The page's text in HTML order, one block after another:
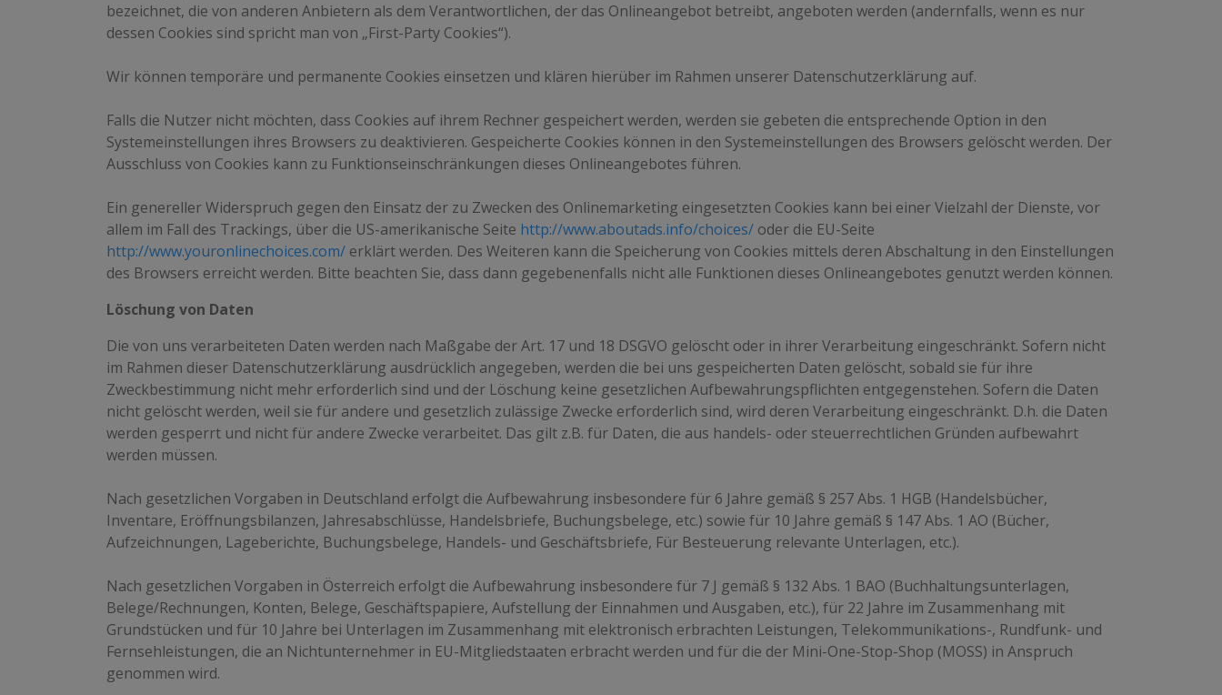
bezeichnet, die von anderen Anbietern als dem Verantwortlichen, der das Onlineangebot betreibt, angeboten werden (andernfalls, wenn es nur
dessen Cookies sind spricht man von „First-Party Cookies“).
Wir können temporäre und permanente Cookies einsetzen und klären hierüber im Rahmen unserer Datenschutzerklärung auf.
Falls die Nutzer nicht möchten, dass Cookies auf ihrem Rechner gespeichert werden, werden sie gebeten die entsprechende Option in den
Systemeinstellungen ihres Browsers zu deaktivieren. Gespeicherte Cookies können in den Systemeinstellungen des Browsers gelöscht werden. Der
Ausschluss von Cookies kann zu Funktionseinschränkungen dieses Onlineangebotes führen.
Ein genereller Widerspruch gegen den Einsatz der zu Zwecken des Onlinemarketing eingesetzten Cookies kann bei einer Vielzahl der Dienste, vor
allem im Fall des Trackings, über die US-amerikanische Seite http://www.aboutads.info/choices/ oder die EU-Seite
http://www.youronlinechoices.com/ erklärt werden. Des Weiteren kann die Speicherung von Cookies mittels deren Abschaltung in den Einstellungen
des Browsers erreicht werden. Bitte beachten Sie, dass dann gegebenenfalls nicht alle Funktionen dieses Onlineangebotes genutzt werden können.
Löschung von Daten
Die von uns verarbeiteten Daten werden nach Maßgabe der Art. 17 und 18 DSGVO gelöscht oder in ihrer Verarbeitung eingeschränkt. Sofern nicht
im Rahmen dieser Datenschutzerklärung ausdrücklich angegeben, werden die bei uns gespeicherten Daten gelöscht, sobald sie für ihre
Zweckbestimmung nicht mehr erforderlich sind und der Löschung keine gesetzlichen Aufbewahrungspflichten entgegenstehen. Sofern die Daten
nicht gelöscht werden, weil sie für andere und gesetzlich zulässige Zwecke erforderlich sind, wird deren Verarbeitung eingeschränkt. D.h. die Daten
werden gesperrt und nicht für andere Zwecke verarbeitet. Das gilt z.B. für Daten, die aus handels- oder steuerrechtlichen Gründen aufbewahrt
werden müssen.
Nach gesetzlichen Vorgaben in Deutschland erfolgt die Aufbewahrung insbesondere für 6 Jahre gemäß § 257 Abs. 1 HGB (Handelsbücher,
Inventare, Eröffnungsbilanzen, Jahresabschlüsse, Handelsbriefe, Buchungsbelege, etc.) sowie für 10 Jahre gemäß § 147 Abs. 1 AO (Bücher,
Aufzeichnungen, Lageberichte, Buchungsbelege, Handels- und Geschäftsbriefe, Für Besteuerung relevante Unterlagen, etc.).
Nach gesetzlichen Vorgaben in Österreich erfolgt die Aufbewahrung insbesondere für 7 J gemäß § 132 Abs. 1 BAO (Buchhaltungsunterlagen,
Belege/Rechnungen, Konten, Belege, Geschäftspapiere, Aufstellung der Einnahmen und Ausgaben, etc.), für 22 Jahre im Zusammenhang mit
Grundstücken und für 10 Jahre bei Unterlagen im Zusammenhang mit elektronisch erbrachten Leistungen, Telekommunikations-, Rundfunk- und
Fernsehleistungen, die an Nichtunternehmer in EU-Mitgliedstaaten erbracht werden und für die der Mini-One-Stop-Shop (MOSS) in Anspruch
genommen wird.